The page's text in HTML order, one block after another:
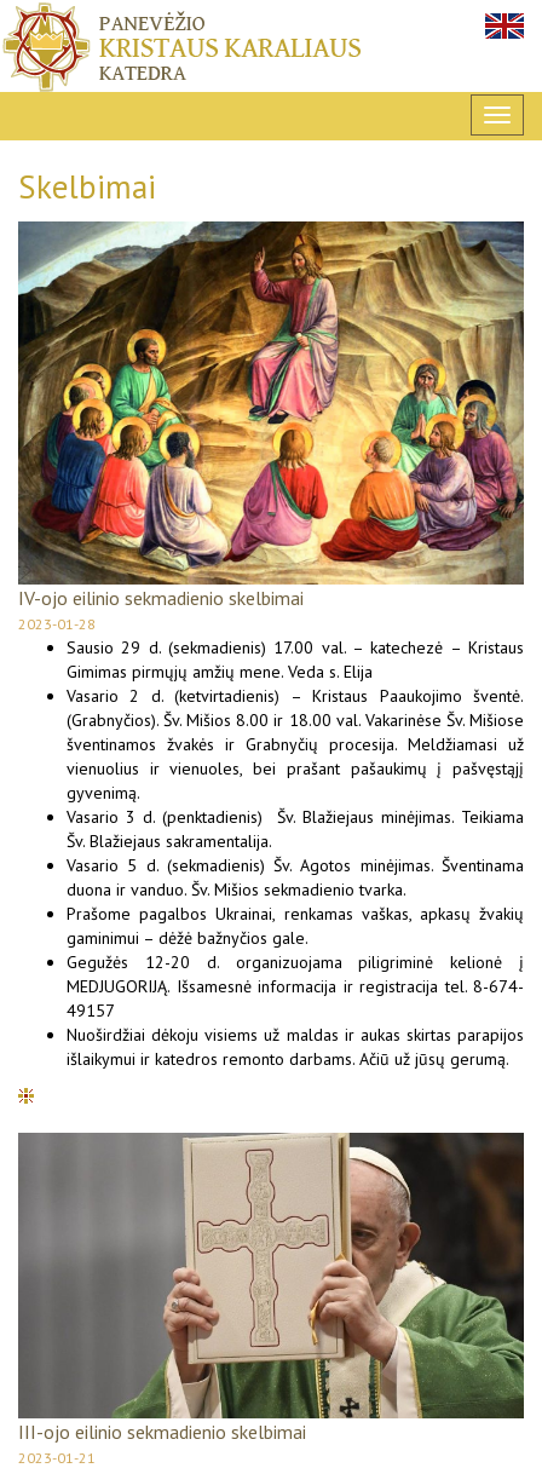
Skelbimai
IV-ojo eilinio sekmadienio skelbimai
2023-01-28
Sausio 29 d. (sekmadienis) 17.00 val. – katechezė – Kristaus
Gimimas pirmųjų amžių mene. Veda s. Elija
Vasario 2 d. (ketvirtadienis) – Kristaus Paaukojimo šventė.
(Grabnyčios). Šv. Mišios 8.00 ir 18.00 val. Vakarinėse Šv. Mišiose
šventinamos žvakės ir Grabnyčių procesija. Meldžiamasi už
vienuolius ir vienuoles, bei prašant pašaukimų į pašvęstąjį
gyvenimą.
Vasario 3 d. (penktadienis) Šv. Blažiejaus minėjimas. Teikiama
Šv. Blažiejaus sakramentalija.
Vasario 5 d. (sekmadienis) Šv. Agotos minėjimas. Šventinama
duona ir vanduo. Šv. Mišios sekmadienio tvarka.
Prašome pagalbos Ukrainai, renkamas vaškas, apkasų žvakių
gaminimui – dėžė bažnyčios gale.
Gegužės 12-20 d. organizuojama piligriminė kelionė į
MEDJUGORIJĄ. Išsamesnė informacija ir registracija tel. 8-674-
49157
Nuoširdžiai dėkoju visiems už maldas ir aukas skirtas parapijos
išlaikymui ir katedros remonto darbams. Ačiū už jūsų gerumą.
III-ojo eilinio sekmadienio skelbimai
2023-01-21